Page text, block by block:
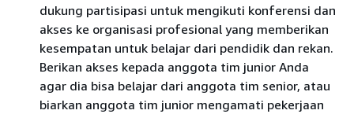
dukung partisipasi untuk mengikuti konferensi dan
akses ke organisasi profesional yang memberikan
kesempatan untuk belajar dari pendidik dan rekan.
Berikan akses kepada anggota tim junior Anda
agar dia bisa belajar dari anggota tim senior, atau
biarkan anggota tim junior mengamati pekerjaan